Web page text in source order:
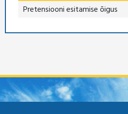
Pretensiooni esitamise õigus